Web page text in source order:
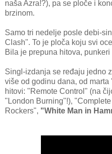
naša Azra!?), pa se ploče i
brzinom.
Samo tri nedelje posle debi-
Clash". To je ploča koju svi
Bila je prepuna hitova,
Singl-izdanja se ređaju jedno
više od godinu dana, od
hitovi: "Remote Control" (na
"London Burning"!),
Rockers", "White Man in